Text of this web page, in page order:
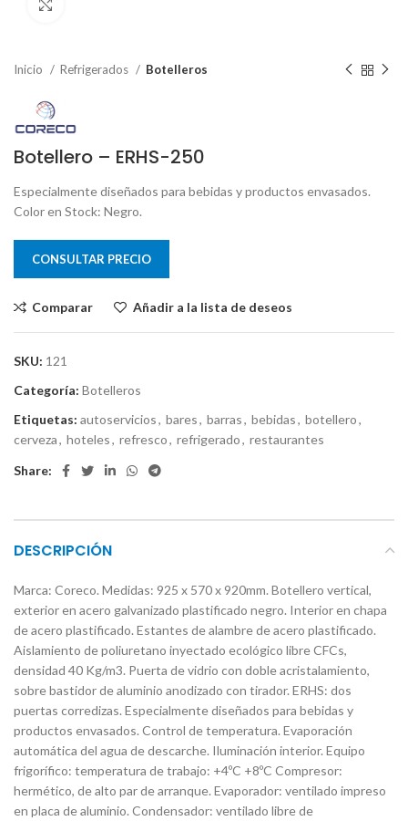
Inicio Refrigerados Botelleros
Botellero – ERHS-250
Especialmente diseñados para bebidas y productos envasados.
Color en Stock: Negro.
CONSULTAR PRECIO
Comparar Añadir a la lista de deseos
SKU: 121
Categoría: Botelleros
Etiquetas: autoservicios, bares, barras, bebidas, botellero,
cerveza, hoteles, refresco, refrigerado, restaurantes
Share:
DESCRIPCIÓN
Marca: Coreco. Medidas: 925 x 570 x 920mm. Botellero vertical,
exterior en acero galvanizado plastificado negro. Interior en chapa
de acero plastificado. Estantes de alambre de acero plastificado.
Aislamiento de poliuretano inyectado ecológico libre CFCs,
densidad 40 Kg/m3. Puerta de vidrio con doble acristalamiento,
sobre bastidor de aluminio anodizado con tirador. ERHS: dos
puertas corredizas. Especialmente diseñados para bebidas y
productos envasados. Control de temperatura. Evaporación
automática del agua de descarche. Iluminación interior. Equipo
frigorífico: temperatura de trabajo: +4ºC +8ºC Compresor:
hermético, de alto par de arranque. Evaporador: ventilado impreso
en placa de aluminio. Condensador: ventilado libre de